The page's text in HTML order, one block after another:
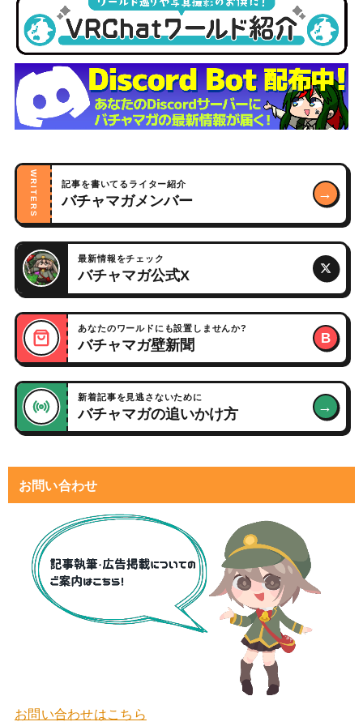
WRITERS 記事を書いてるライター紹介
バチャマガメンバー →
最新情報をチェック
バチャマガ公式X
あなたのワールドにも設置しませんか?
バチャマガ壁新聞 B
新着記事を見逃さないために
バチャマガの追いかけ方 →
お問い合わせ
お問い合わせはこちら